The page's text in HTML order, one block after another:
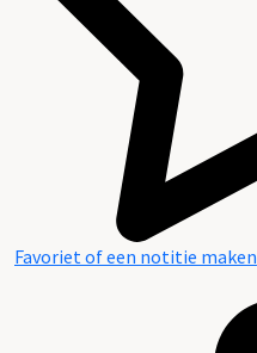
Favoriet of een notitie maken